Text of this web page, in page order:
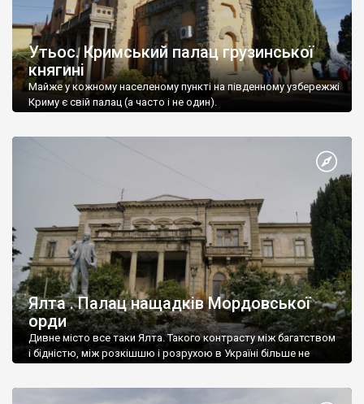
Утьос. Кримський палац грузинської
княгині
Майже у кожному населеному пункті на південному узбережжі
Криму є свій палац (а часто і не один).
Ялта . Палац нащадків Мордовської
орди
Дивне місто все таки Ялта. Такого контрасту між багатством
і бідністю, між розкішшю і розрухою в Україні більше не